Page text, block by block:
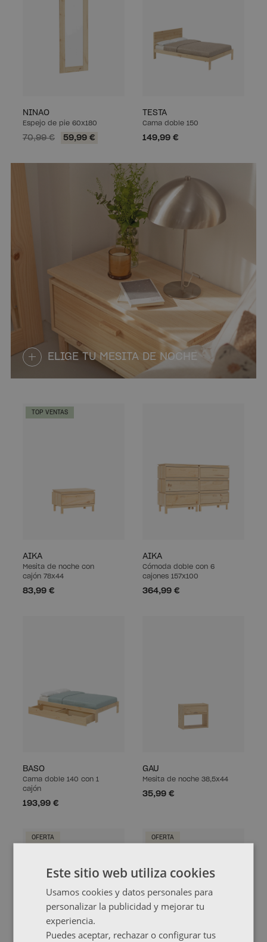
NINAO
Espejo de pie 60x180
70,99 € 59,99 €
TESTA
Cama doble 150
149,99 €
ELIGE TU MESITA DE NOCHE
TOP VENTAS
AIKA
Mesita de noche con
cajón 78x44
83,99 €
AIKA
Cómoda doble con 6
cajones 157x100
364,99 €
BASO
Cama doble 140 con 1
cajón
193,99 €
GAU
Mesita de noche 38,5x44
35,99 €
OFERTA OFERTA
Este sitio web utiliza cookies
Usamos cookies y datos personales para
personalizar la publicidad y mejorar tu
experiencia.
Puedes aceptar, rechazar o configurar tus